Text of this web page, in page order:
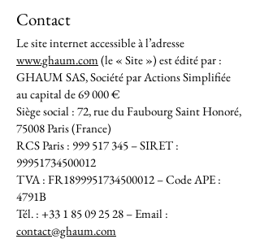
Contact
Le site internet accessible à l’adresse
www.ghaum.com (le « Site ») est édité par :
GHAUM SAS, Société par Actions Simplifiée
au capital de 69 000 €
Siège social : 72, rue du Faubourg Saint Honoré,
75008 Paris (France)
RCS Paris : 999 517 345 – SIRET :
99951734500012
TVA : FR1899951734500012 – Code APE :
4791B
Tél. : +33 1 85 09 25 28 – Email :
contact@ghaum.com